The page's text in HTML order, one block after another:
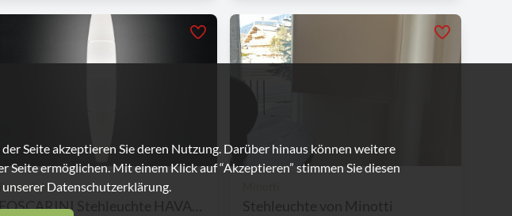
FOSCARINI Stehleuchte HAVAN... Stehleuchte von Minotti
Seite akzeptieren Sie deren Nutzung. Darüber hinaus können weitere
ermöglichen. Mit einem Klick auf “Akzeptieren” stimmen Sie diesen
Datenschutzerklärung.